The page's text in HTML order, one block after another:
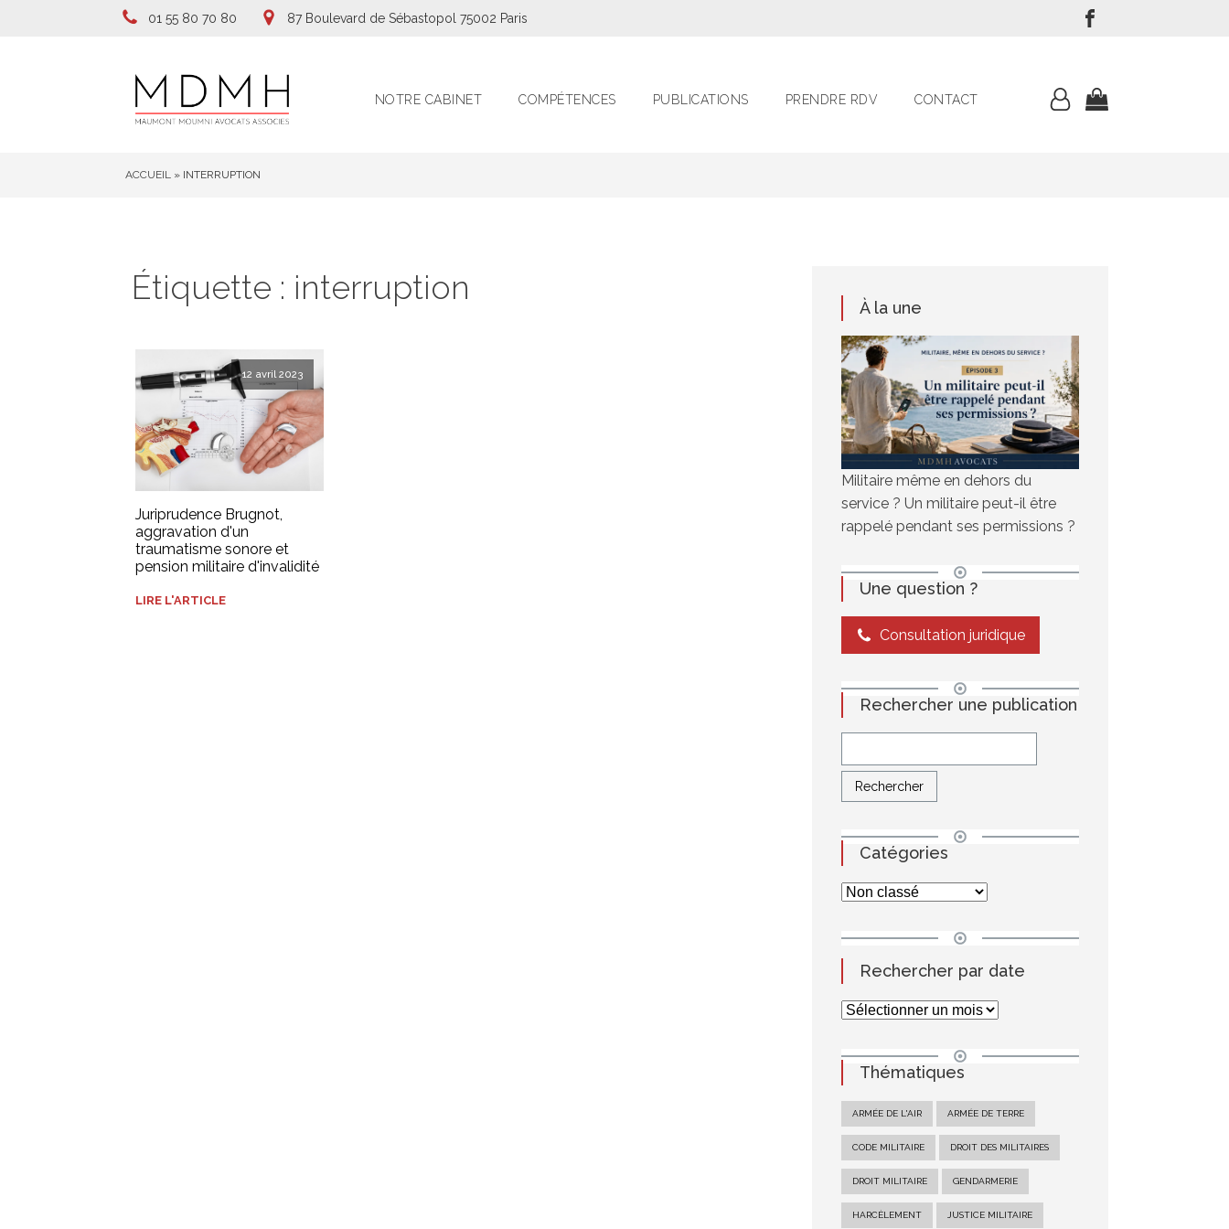
01 55 80 70 80 87 Boulevard de Sébastopol 75002 Paris
NOTRE CABINET COMPÉTENCES PUBLICATIONS PRENDRE RDV CONTACT
ACCUEIL » INTERRUPTION
Étiquette : interruption
12 avril 2023
Juriprudence Brugnot,
aggravation d'un
traumatisme sonore et
pension militaire d'invalidité
LIRE L'ARTICLE
À la une
Militaire même en dehors du
service ? Un militaire peut-il être
rappelé pendant ses permissions ?
Une question ?
Consultation juridique
Rechercher une publication
Catégories
Rechercher par date
Thématiques
ARMÉE DE L'AIR ARMÉE DE TERRE
CODE MILITAIRE DROIT DES MILITAIRES
DROIT MILITAIRE GENDARMERIE
HARCÈLEMENT JUSTICE MILITAIRE